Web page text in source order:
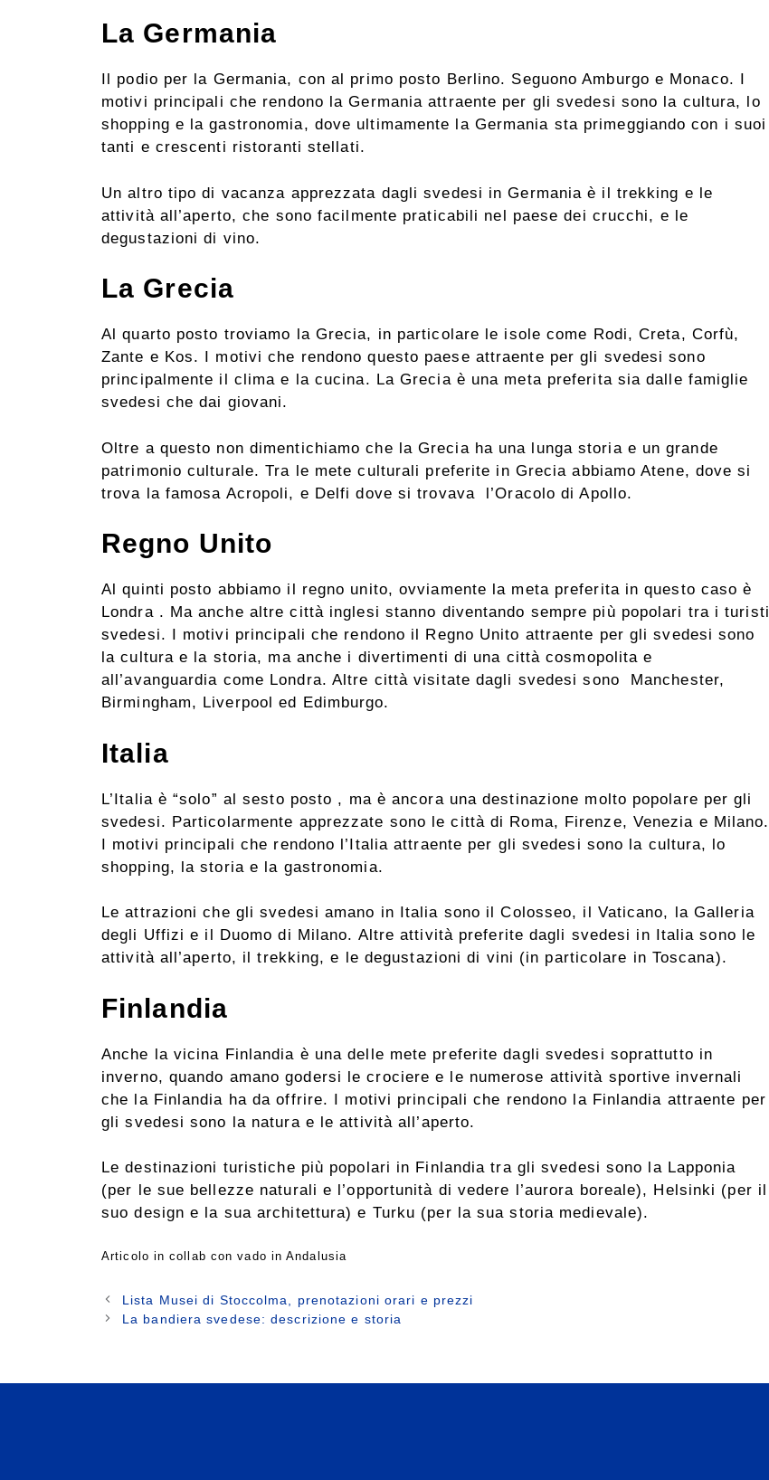
La Germania
Il podio per la Germania, con al primo posto Berlino. Seguono Amburgo e Monaco. I
motivi principali che rendono la Germania attraente per gli svedesi sono la cultura, lo
shopping e la gastronomia, dove ultimamente la Germania sta primeggiando con i suoi
tanti e crescenti ristoranti stellati.
Un altro tipo di vacanza apprezzata dagli svedesi in Germania è il trekking e le
attività all’aperto, che sono facilmente praticabili nel paese dei crucchi, e le
degustazioni di vino.
La Grecia
Al quarto posto troviamo la Grecia, in particolare le isole come Rodi, Creta, Corfù,
Zante e Kos. I motivi che rendono questo paese attraente per gli svedesi sono
principalmente il clima e la cucina. La Grecia è una meta preferita sia dalle famiglie
svedesi che dai giovani.
Oltre a questo non dimentichiamo che la Grecia ha una lunga storia e un grande
patrimonio culturale. Tra le mete culturali preferite in Grecia abbiamo Atene, dove si
trova la famosa Acropoli, e Delfi dove si trovava l’Oracolo di Apollo.
Regno Unito
Al quinti posto abbiamo il regno unito, ovviamente la meta preferita in questo caso è
Londra . Ma anche altre città inglesi stanno diventando sempre più popolari tra i turisti
svedesi. I motivi principali che rendono il Regno Unito attraente per gli svedesi sono
la cultura e la storia, ma anche i divertimenti di una città cosmopolita e
all’avanguardia come Londra. Altre città visitate dagli svedesi sono Manchester,
Birmingham, Liverpool ed Edimburgo.
Italia
L’Italia è “solo” al sesto posto , ma è ancora una destinazione molto popolare per gli
svedesi. Particolarmente apprezzate sono le città di Roma, Firenze, Venezia e Milano.
I motivi principali che rendono l’Italia attraente per gli svedesi sono la cultura, lo
shopping, la storia e la gastronomia.
Le attrazioni che gli svedesi amano in Italia sono il Colosseo, il Vaticano, la Galleria
degli Uffizi e il Duomo di Milano. Altre attività preferite dagli svedesi in Italia sono le
attività all’aperto, il trekking, e le degustazioni di vini (in particolare in Toscana).
Finlandia
Anche la vicina Finlandia è una delle mete preferite dagli svedesi soprattutto in
inverno, quando amano godersi le crociere e le numerose attività sportive invernali
che la Finlandia ha da offrire. I motivi principali che rendono la Finlandia attraente per
gli svedesi sono la natura e le attività all’aperto.
Le destinazioni turistiche più popolari in Finlandia tra gli svedesi sono la Lapponia
(per le sue bellezze naturali e l’opportunità di vedere l’aurora boreale), Helsinki (per il
suo design e la sua architettura) e Turku (per la sua storia medievale).
Articolo in collab con vado in Andalusia
Lista Musei di Stoccolma, prenotazioni orari e prezzi
La bandiera svedese: descrizione e storia